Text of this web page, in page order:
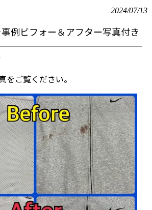
2024/07/13
例ビフォー＆アフター写真付き
をご覧ください。